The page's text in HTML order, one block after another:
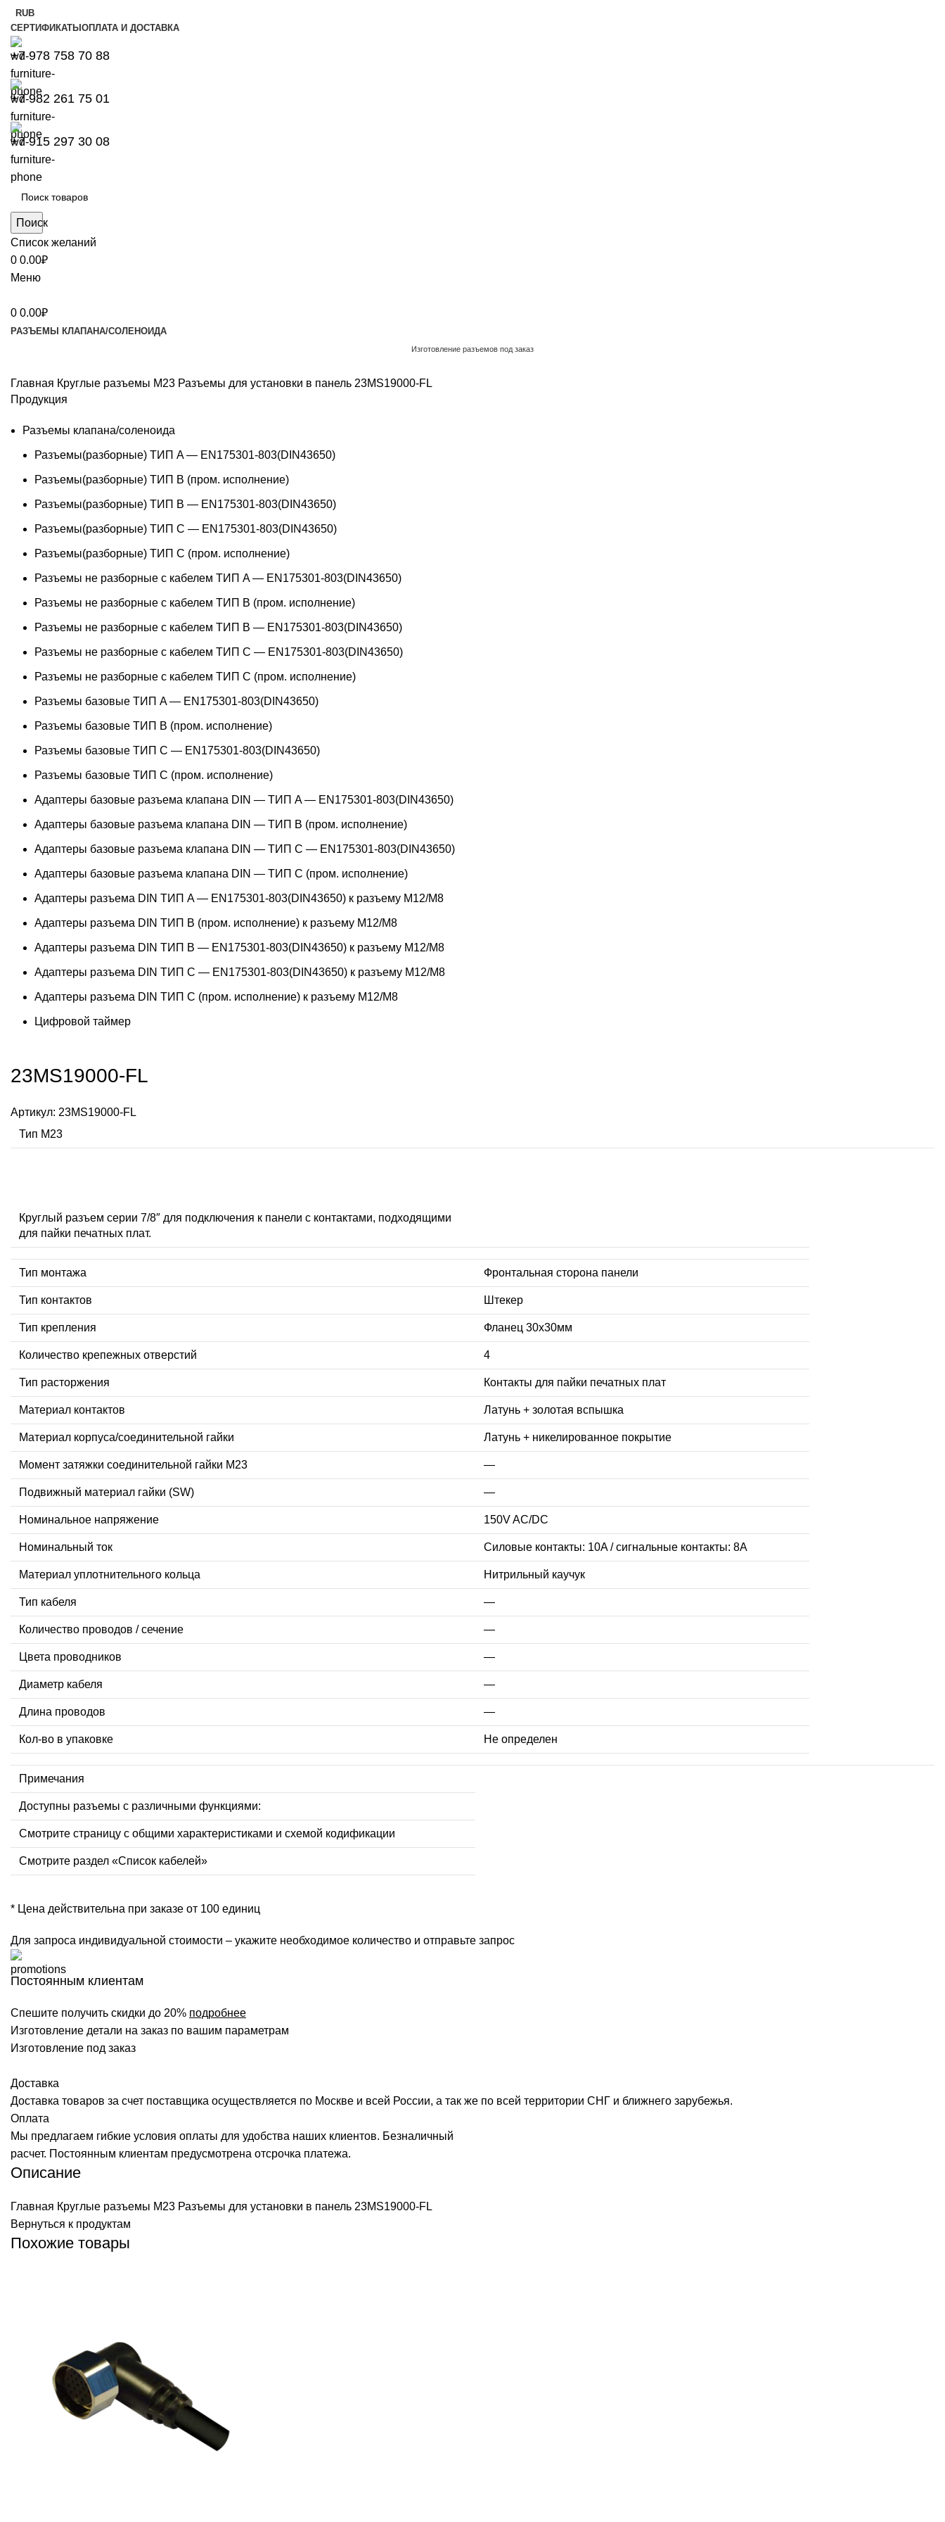
RUB
СЕРТИФИКАТЫОПЛАТА И ДОСТАВКА
+7 978 758 70 88
+7 982 261 75 01
+7 915 297 30 08
Поиск
Список желаний
0 0.00₽
Меню
0 0.00₽
РАЗЪЕМЫ КЛАПАНА/СОЛЕНОИДА
Изготовление разъемов под заказ
Главная Круглые разъемы М23 Разъемы для установки в панель 23MS19000-FL
Продукция
Разъемы клапана/соленоида
Разъемы(разборные) ТИП A — EN175301-803(DIN43650)
Разъемы(разборные) ТИП В (пром. исполнение)
Разъемы(разборные) ТИП B — EN175301-803(DIN43650)
Разъемы(разборные) ТИП C — EN175301-803(DIN43650)
Разъемы(разборные) ТИП С (пром. исполнение)
Разъемы не разборные с кабелем ТИП A — EN175301-803(DIN43650)
Разъемы не разборные с кабелем ТИП B (пром. исполнение)
Разъемы не разборные с кабелем ТИП B — EN175301-803(DIN43650)
Разъемы не разборные с кабелем ТИП C — EN175301-803(DIN43650)
Разъемы не разборные с кабелем ТИП C (пром. исполнение)
Разъемы базовые ТИП A — EN175301-803(DIN43650)
Разъемы базовые ТИП В (пром. исполнение)
Разъемы базовые ТИП C — EN175301-803(DIN43650)
Разъемы базовые ТИП C (пром. исполнение)
Адаптеры базовые разъема клапана DIN — ТИП A — EN175301-803(DIN43650)
Адаптеры базовые разъема клапана DIN — ТИП B (пром. исполнение)
Адаптеры базовые разъема клапана DIN — ТИП C — EN175301-803(DIN43650)
Адаптеры базовые разъема клапана DIN — ТИП C (пром. исполнение)
Адаптеры разъема DIN ТИП A — EN175301-803(DIN43650) к разъему M12/M8
Адаптеры разъема DIN ТИП B (пром. исполнение) к разъему M12/M8
Адаптеры разъема DIN ТИП B — EN175301-803(DIN43650) к разъему M12/M8
Адаптеры разъема DIN ТИП C — EN175301-803(DIN43650) к разъему M12/M8
Адаптеры разъема DIN ТИП C (пром. исполнение) к разъему M12/M8
Цифровой таймер
23MS19000-FL
Артикул: 23MS19000-FL
Тип M23
Круглый разъем серии 7/8″ для подключения к панели с контактами, подходящими
для пайки печатных плат.
Тип монтажа Фронтальная сторона панели
Тип контактов Штекер
Тип крепления Фланец 30х30мм
Количество крепежных отверстий 4
Тип расторжения Контакты для пайки печатных плат
Материал контактов Латунь + золотая вспышка
Материал корпуса/соединительной гайки Латунь + никелированное покрытие
Момент затяжки соединительной гайки M23 —
Подвижный материал гайки (SW) —
Номинальное напряжение 150V AC/DC
Номинальный ток Силовые контакты: 10A / сигнальные контакты: 8A
Материал уплотнительного кольца Нитрильный каучук
Тип кабеля —
Количество проводов / сечение —
Цвета проводников —
Диаметр кабеля —
Длина проводов —
Кол-во в упаковке Не определен
Примечания
Доступны разъемы с различными функциями:
Смотрите страницу с общими характеристиками и схемой кодификации
Смотрите раздел «Список кабелей»
* Цена действительна при заказе от 100 единиц
Для запроса индивидуальной стоимости – укажите необходимое количество и отправьте запрос
Постоянным клиентам
Спешите получить скидки до 20% подробнее
Изготовление детали на заказ по вашим параметрам
Изготовление под заказ
Доставка
Доставка товаров за счет поставщика осуществляется по Москве и всей России, а так же по всей территории СНГ и ближнего зарубежья.
Оплата
Мы предлагаем гибкие условия оплаты для удобства наших клиентов. Безналичный
расчет. Постоянным клиентам предусмотрена отсрочка платежа.
Описание
Главная Круглые разъемы М23 Разъемы для установки в панель 23MS19000-FL
Вернуться к продуктам
Похожие товары